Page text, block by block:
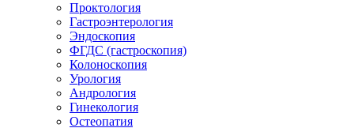
Проктология
Гастроэнтерология
Эндоскопия
ФГДС (гастроскопия)
Колоноскопия
Урология
Андрология
Гинекология
Остеопатия